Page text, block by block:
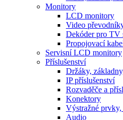
Monitory
LCD monitory
Video
Dekóder pro TV
Propojovací
Servisní LCD monitory
Příslušenství
Držáky,
IP příslušenství
Rozvaděče a
Konektory
Výstražné
Audio